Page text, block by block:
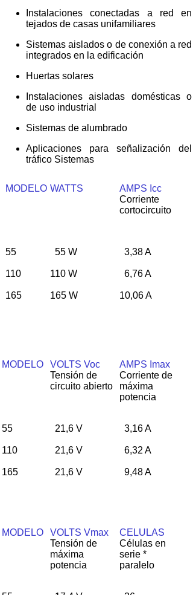
Instalaciones conectadas a red en
tejados de casas unifamiliares
Sistemas aislados o de conexión a red
integrados en la edificación
Huertas solares
Instalaciones aisladas domésticas o
de uso industrial
Sistemas de alumbrado
Aplicaciones para señalización del
tráfico Sistemas
MODELO WATTS
AMPS Icc
Corriente
cortocircuito
VOLTS Voc
Tensión de
circuito abierto
VOLTS Vmax
Tensión de
máxima
potencia
AMPS Imax
Corriente de
máxima
potencia
CELULAS
Células en
serie *
paralelo
55
110
165
55 W
110 W
165 W
3,38 A
6,76 A
10,06 A
21,6 V
21,6 V
21,6 V
3,16 A
6,32 A
9,48 A
MODELO
55
110
165
MODELO